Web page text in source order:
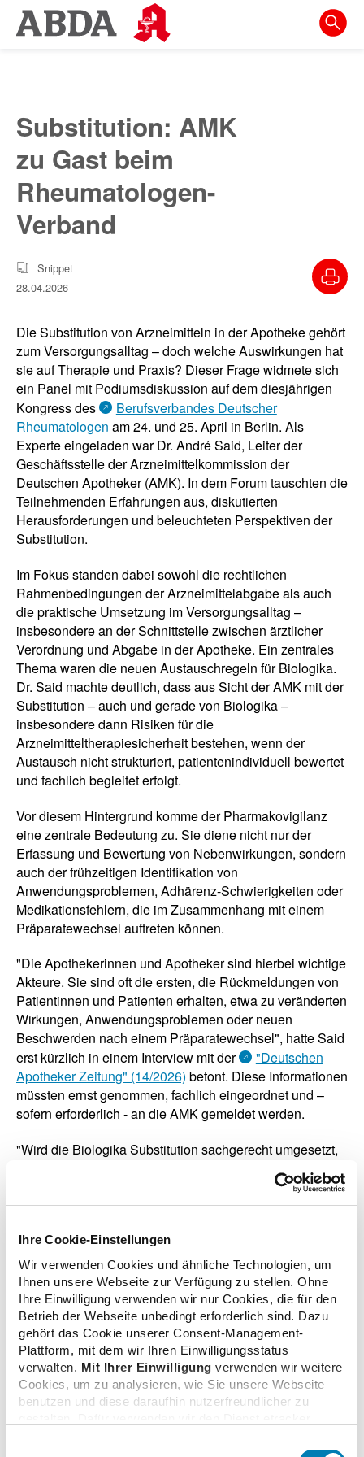
Ihre Cookie-Einstellungen
Wir verwenden Cookies und ähnliche Technologien, um
Ihnen unsere Webseite zur Verfügung zu stellen. Ohne
Ihre Einwilligung verwenden wir nur Cookies, die für den
Betrieb der Webseite unbedingt erforderlich sind. Dazu
gehört das Cookie unserer Consent-Management-
Plattform, mit dem wir Ihren Einwilligungsstatus
verwalten. Mit Ihrer Einwilligung verwenden wir weitere
Cookies, um zu analysieren, wie Sie unsere Webseite
benutzen und diese daraufhin nutzerfreundlicher zu
Adresse und Ihr Surfverhalten verarbeitet. Mit einem
Springe
direkt
zur
Meta-
Navigation
Inhalt
zur
Suche
Substitution: AMK
zu Gast beim
Rheumatologen-
Verband
Snippet
28.04.2026
Die Substitution von Arzneimitteln in der Apotheke gehört
zum Versorgungsalltag – doch welche Auswirkungen hat
sie auf Therapie und Praxis? Dieser Frage widmete sich
ein Panel mit Podiumsdiskussion auf dem diesjährigen
Kongress des
Berufsverbandes Deutscher
Rheumatologen am 24. und 25. April in Berlin. Als
Experte eingeladen war Dr. André Said, Leiter der
Geschäftsstelle der Arzneimittelkommission der
Deutschen Apotheker (AMK). In dem Forum tauschten die
Teilnehmenden Erfahrungen aus, diskutierten
Herausforderungen und beleuchteten Perspektiven der
Substitution.
Im Fokus standen dabei sowohl die rechtlichen
Rahmenbedingungen der Arzneimittelabgabe als auch
die praktische Umsetzung im Versorgungsalltag –
insbesondere an der Schnittstelle zwischen ärztlicher
Verordnung und Abgabe in der Apotheke. Ein zentrales
Thema waren die neuen Austauschregeln für Biologika.
Dr. Said machte deutlich, dass aus Sicht der AMK mit der
Substitution – auch und gerade von Biologika –
insbesondere dann Risiken für die
Arzneimitteltherapiesicherheit bestehen, wenn der
Austausch nicht strukturiert, patientenindividuell bewertet
und fachlich begleitet erfolgt.
Vor diesem Hintergrund komme der Pharmakovigilanz
eine zentrale Bedeutung zu. Sie diene nicht nur der
Erfassung und Bewertung von Nebenwirkungen, sondern
auch der frühzeitigen Identifikation von
Anwendungsproblemen, Adhärenz-Schwierigkeiten oder
Medikationsfehlern, die im Zusammenhang mit einem
Präparatewechsel auftreten können.
"Die Apothekerinnen und Apotheker sind hierbei wichtige
Akteure. Sie sind oft die ersten, die Rückmeldungen von
Patientinnen und Patienten erhalten, etwa zu veränderten
Wirkungen, Anwendungsproblemen oder neuen
Beschwerden nach einem Präparatewechsel", hatte Said
erst kürzlich in einem Interview mit der
"Deutschen
Apotheker Zeitung" (14/2026) betont. Diese Informationen
müssten ernst genommen, fachlich eingeordnet und –
sofern erforderlich - an die AMK gemeldet werden.
"Wird die Biologika Substitution sachgerecht umgesetzt,
kann sie zur wirtschaftlichen Versorgung beitragen, ohne
die Qualität der Therapie zu beeinträchtigen", so Said.
Voraussetzung sei jedoch, dass Ärztinnen und Ärzte
gemeinsamen Verantwortung für
Arzneimitteltherapiesicherheit, eine verlässliche
Therapiefortführung und patientenverständliche
Kommunikation bewusst sind und eng
zusammenarbeiten.
Die Diskussion verdeutlichte insgesamt, dass
Substitution einer sorgfältigen Abwägung im Einzelfall
bedarf – insbesondere bei komplexen Therapien, wie sie
in der Rheumatologie häufig vorkommen.